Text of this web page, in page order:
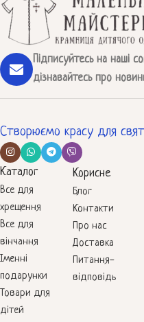
Підписуйтесь на наші
дізнавайтесь про
Створюємо красу для
Каталог
Все для
хрещення
Все для
вінчання
Іменні
подарунки
Товари для
дітей
Корисне
Блог
Контакти
Про нас
Доставка
Питання-
відповідь